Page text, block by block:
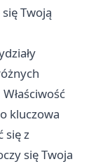
Twoją
kluczowa
się z
się Twoja